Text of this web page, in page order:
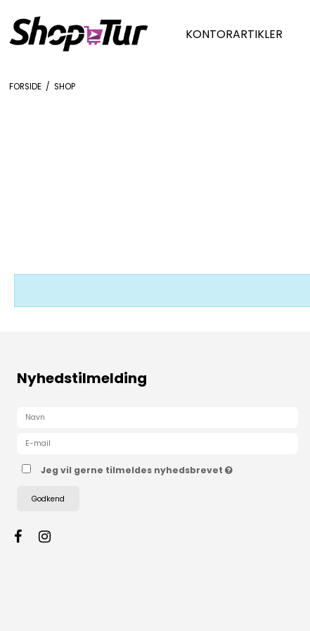
KONTORARTIKLER
FORSIDE / SHOP
Nyhedstilmelding
Jeg vil gerne tilmeldes nyhedsbrevet
Godkend